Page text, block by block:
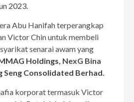
2023.
Abu Hanifah terperangkap
Victor Chin untuk membeli
senarai awam yang
Holdings, NexG Bina
Seng Consolidated Berhad.
korporat termasuk Victor